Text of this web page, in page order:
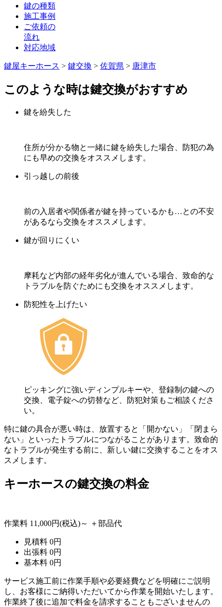
鍵の種類
施工事例
ご依頼の
流れ
対応地域
鍵屋キーホース > 鍵交換 > 佐賀県 > 唐津市
このような時は鍵交換がおすすめ
鍵を紛失した
住所が分かる物と一緒に鍵を紛失した場合、防犯の為
にも早めの交換をオススメします。
引っ越しの前後
前の入居者や関係者が鍵を持っているかも…との不安
があるなら交換をオススメします。
鍵が回りにくい
摩耗など内部の経年劣化が進んでいる場合、致命的な
トラブルを防ぐためにも交換をオススメします。
防犯性を上げたい
ピッキングに強いディンプルキーや、登録制の鍵への
交換、電子錠への切替など、防犯対策もご相談くださ
い。
特に鍵の具合が悪い時は、放置すると「開かない」「閉まら
ない」といったトラブルにつながることがあります。致命的
なトラブルが発生する前に、新しい鍵に交換することをオス
スメします。
キーホースの鍵交換の料金
作業料 11,000円(税込)～ ＋部品代
見積料 0円
出張料 0円
基本料 0円
サービス施工前に作業手順や必要経費などを明確にご説明
し、お客様にご納得いただいてから作業を開始いたします。
作業終了後に追加で料金を請求することもございませんの